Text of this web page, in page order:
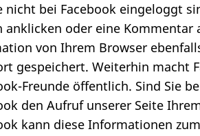
nicht bei Facebook eingeloggt
anklicken oder eine Kommentar
von Ihrem Browser
gespeichert. Weiterhin macht
Freunde öffentlich. Sind Sie
den Aufruf unserer Seite
kann diese Informationen